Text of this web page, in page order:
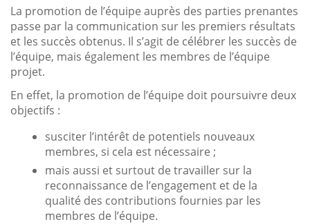
La promotion de l’équipe auprès des parties prenantes
passe par la communication sur les premiers résultats
et les succès obtenus. Il s’agit de célébrer les succès de
l’équipe, mais également les membres de l’équipe
projet.
En effet, la promotion de l’équipe doit poursuivre deux
objectifs :
susciter l’intérêt de potentiels nouveaux
membres, si cela est nécessaire ;
mais aussi et surtout de travailler sur la
reconnaissance de l’engagement et de la
qualité des contributions fournies par les
membres de l’équipe.